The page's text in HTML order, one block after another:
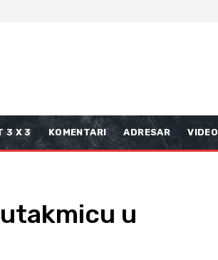
3 X 3 KOMENTARI ADRESAR VIDEO
u